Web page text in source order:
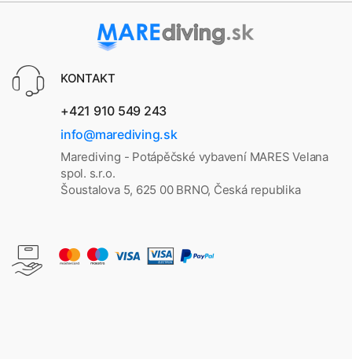
KONTAKT
+421 910 549 243
info@marediving.sk
Marediving - Potápěčské vybavení MARES Velana
spol. s.r.o.
Šoustalova 5, 625 00 BRNO, Česká republika